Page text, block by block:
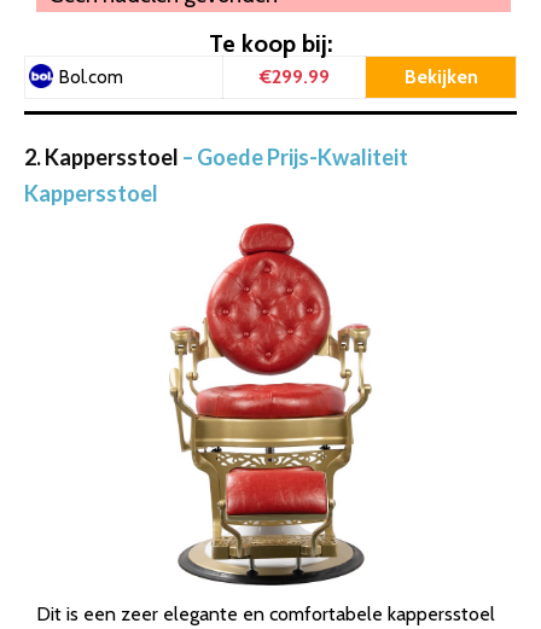
Te koop bij:
Bol.com €299.99 Bekijken
2. Kappersstoel – Goede Prijs-Kwaliteit
Kappersstoel
Dit is een zeer elegante en comfortabele kappersstoel